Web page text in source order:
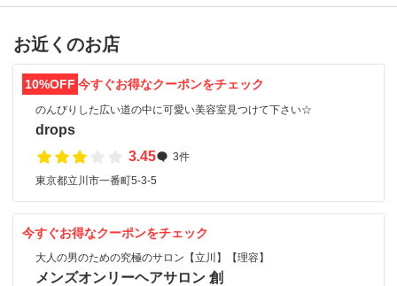
お近くのお店
10%OFF 今すぐお得なクーポンをチェック
のんびりした広い道の中に可愛い美容室見つけて下さい☆
drops
3.45
3件
東京都立川市一番町5-3-5
今すぐお得なクーポンをチェック
大人の男のための究極のサロン【立川】【理容】
メンズオンリーヘアサロン 創